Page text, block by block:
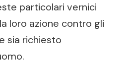
particolari vernici
loro azione contro gli
sia richiesto